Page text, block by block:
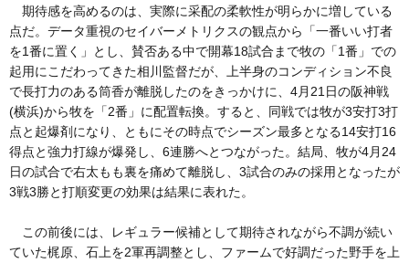
期待感を高めるのは、実際に采配の柔軟性が明らかに増している
点だ。データ重視のセイバーメトリクスの観点から「一番いい打者
を1番に置く」とし、賛否ある中で開幕18試合まで牧の「1番」での
起用にこだわってきた相川監督だが、上半身のコンディション不良
で長打力のある筒香が離脱したのをきっかけに、4月21日の阪神戦
(横浜)から牧を「2番」に配置転換。すると、同戦では牧が3安打3打
点と起爆剤になり、ともにその時点でシーズン最多となる14安打16
得点と強力打線が爆発し、6連勝へとつながった。結局、牧が4月24
日の試合で右太もも裏を痛めて離脱し、3試合のみの採用となったが
3戦3勝と打順変更の効果は結果に表れた。
この前後には、レギュラー候補として期待されながら不調が続い
ていた梶原、石上を2軍再調整とし、ファームで好調だった野手を上